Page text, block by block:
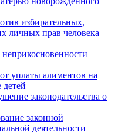
избирательных,
личных прав человека
уплаты алиментов на
детей
законодательства о
законной
деятельности